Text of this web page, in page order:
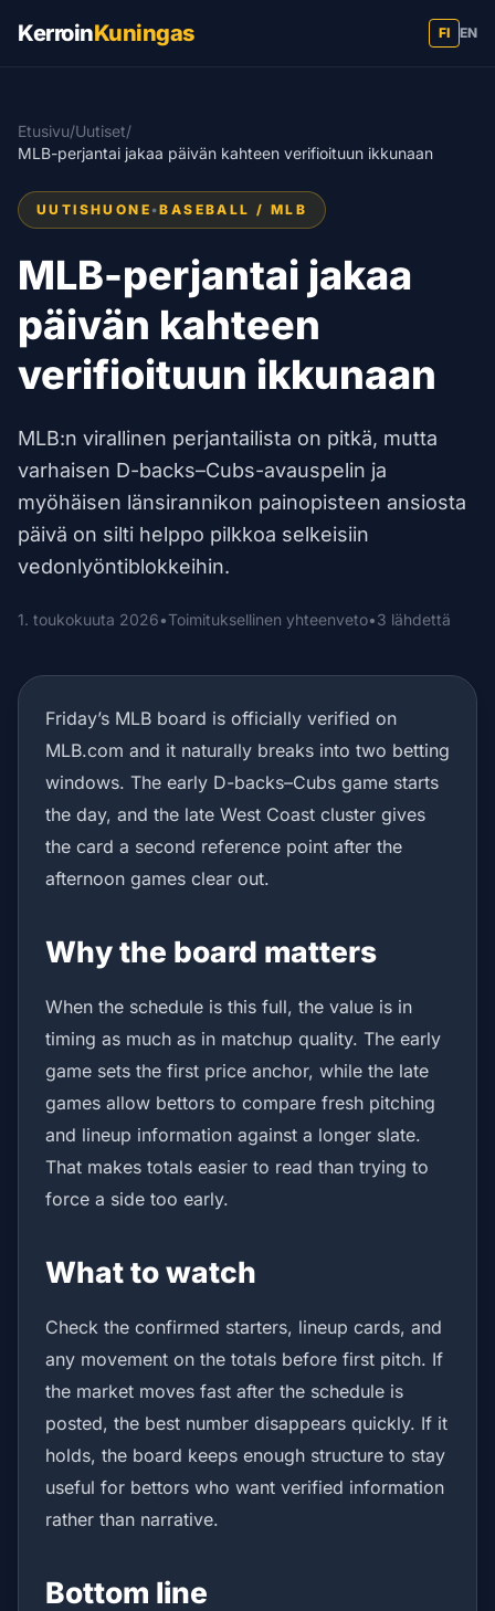
KerroinKuningas FI EN
Etusivu/Uutiset/
MLB-perjantai jakaa päivän kahteen verifioituun ikkunaan
UUTISHUONE •BASEBALL / MLB
MLB-perjantai jakaa
päivän kahteen
verifioituun ikkunaan
MLB:n virallinen perjantailista on pitkä, mutta
varhaisen D-backs–Cubs-avauspelin ja
myöhäisen länsirannikon painopisteen ansiosta
päivä on silti helppo pilkkoa selkeisiin
vedonlyöntiblokkeihin.
1. toukokuuta 2026•Toimituksellinen yhteenveto•3 lähdettä
Friday’s MLB board is officially verified on
MLB.com and it naturally breaks into two betting
windows. The early D-backs–Cubs game starts
the day, and the late West Coast cluster gives
the card a second reference point after the
afternoon games clear out.
Why the board matters
When the schedule is this full, the value is in
timing as much as in matchup quality. The early
game sets the first price anchor, while the late
games allow bettors to compare fresh pitching
and lineup information against a longer slate.
That makes totals easier to read than trying to
force a side too early.
What to watch
Check the confirmed starters, lineup cards, and
any movement on the totals before first pitch. If
the market moves fast after the schedule is
posted, the best number disappears quickly. If it
holds, the board keeps enough structure to stay
useful for bettors who want verified information
rather than narrative.
Bottom line